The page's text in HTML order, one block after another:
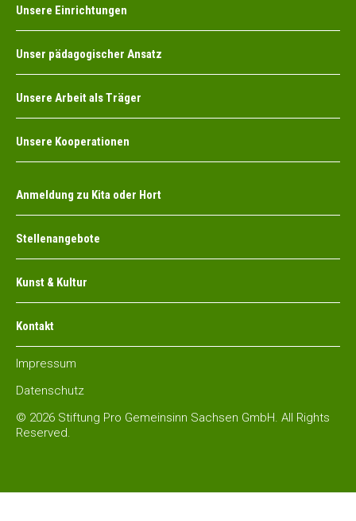
Unsere Einrichtungen
Unser pädagogischer Ansatz
Unsere Arbeit als Träger
Unsere Kooperationen
Anmeldung zu Kita oder Hort
Stellenangebote
Kunst & Kultur
Kontakt
© 2026 Stiftung Pro Gemeinsinn Sachsen GmbH. All Rights
Reserved.
Impressum
Datenschutz